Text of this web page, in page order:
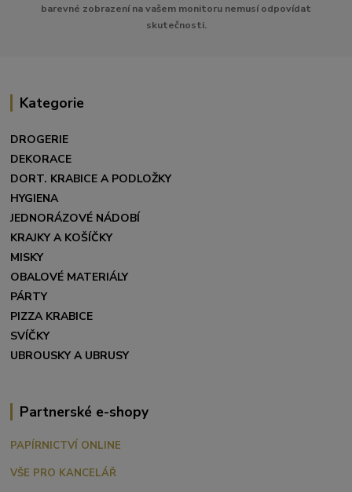
barevné zobrazení na vašem monitoru nemusí odpovídat
skutečnosti.
Kategorie
DROGERIE
DEKORACE
DORT. KRABICE A PODLOŽKY
HYGIENA
JEDNORÁZOVÉ NÁDOBÍ
KRAJKY A KOŠÍČKY
MISKY
OBALOVÉ MATERIÁLY
PÁRTY
PIZZA KRABICE
SVÍČKY
UBROUSKY A UBRUSY
Partnerské e-shopy
PAPÍRNICTVÍ ONLINE
VŠE PRO KANCELÁŘ